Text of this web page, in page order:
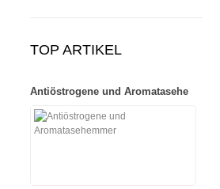
TOP ARTIKEL
Antiöstrogene und Aromatasehe